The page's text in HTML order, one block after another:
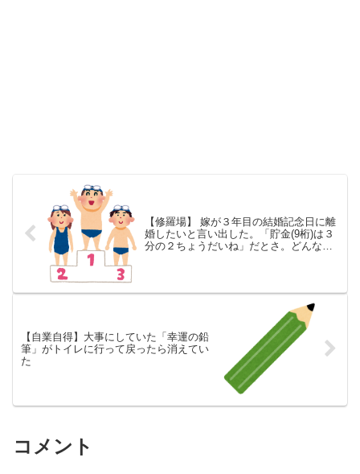
【修羅場】 嫁が３年目の結婚記念日に離
婚したいと言い出した。「貯金(9桁)は３
分の２ちょうだいね」だとさ。どんな強
【自業自得】大事にしていた「幸運の鉛
筆」がトイレに行って戻ったら消えてい
た
コメント